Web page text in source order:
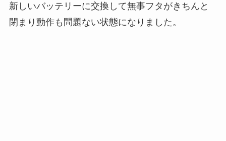
新しいバッテリーに交換して無事フタがきちんと
閉まり動作も問題ない状態になりました。